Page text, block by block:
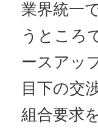
業界統一
うところ
ースアッ
目下の交
組合要求